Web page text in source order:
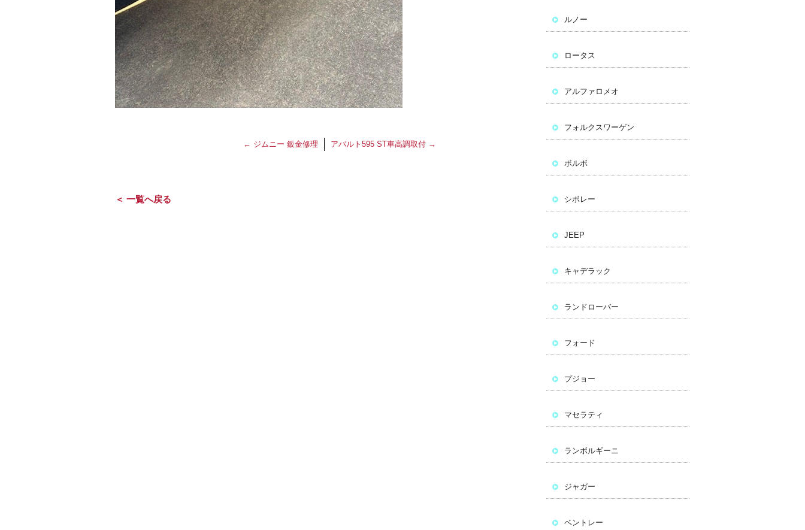
← ジムニー 鈑金修理 アバルト595 ST車高調取付 →
＜ 一覧へ戻る
ルノー
ロータス
アルファロメオ
フォルクスワーゲン
ボルボ
シボレー
JEEP
キャデラック
ランドローバー
フォード
プジョー
マセラティ
ランボルギーニ
ジャガー
ベントレー